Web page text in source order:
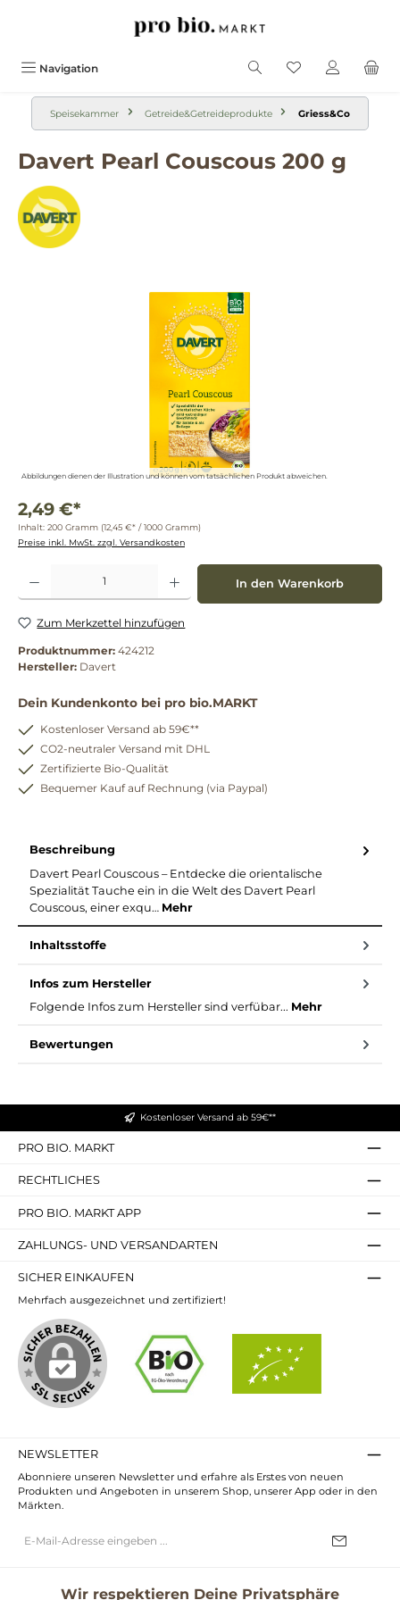
Navigation
Speisekammer Getreide&Getreideprodukte Griess&Co
Davert Pearl Couscous 200 g
Bildergalerie überspringen
Abbildungen dienen der Illustration und können vom tatsächlichen Produkt abweichen.
2,49 €*
Inhalt: 200 Gramm (12,45 €* / 1000 Gramm)
Preise inkl. MwSt. zzgl. Versandkosten
Produkt Anzahl: Gib den gewünschten Wert ein oder benutze die Schaltflächen um
In den Warenkorb
Zum Merkzettel hinzufügen
Produktnummer: 424212
Hersteller: Davert
Dein Kundenkonto bei pro bio.MARKT
Kostenloser Versand ab 59€**
CO2-neutraler Versand mit DHL
Zertifizierte Bio-Qualität
Bequemer Kauf auf Rechnung (via Paypal)
Beschreibung
Davert Pearl Couscous – Entdecke die orientalische
Spezialität Tauche ein in die Welt des Davert Pearl
Couscous, einer exqu… Mehr
Inhaltsstoffe
Infos zum Hersteller
Folgende Infos zum Hersteller sind verfübar... Mehr
Bewertungen
Kostenloser Versand ab 59€**
PRO BIO. MARKT
RECHTLICHES
PRO BIO. MARKT APP
ZAHLUNGS- UND VERSANDARTEN
SICHER EINKAUFEN
Mehrfach ausgezeichnet und zertifiziert!
NEWSLETTER
Abonniere unseren Newsletter und erfahre als Erstes von neuen
Produkten und Angeboten in unserem Shop, unserer App oder in den
Märkten.
Mail-
Wir respektieren Deine Privatsphäre